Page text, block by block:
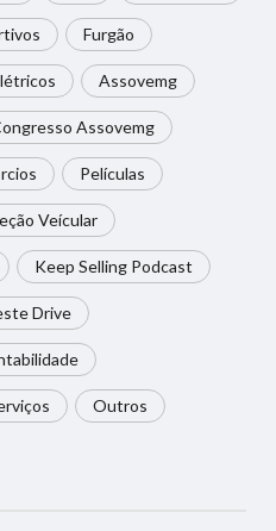
Furgão
Assovemg
Assovemg
Películas
Veícular
Keep Selling Podcast
Drive
Outros